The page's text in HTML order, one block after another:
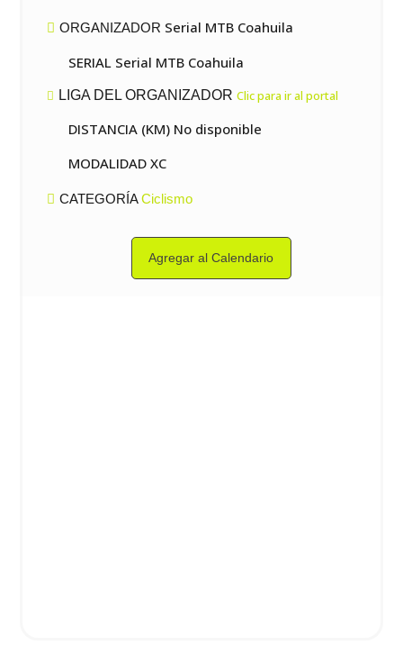
ORGANIZADOR Serial MTB Coahuila
SERIAL Serial MTB Coahuila
LIGA DEL ORGANIZADOR Clic para ir al portal
DISTANCIA (KM) No disponible
MODALIDAD XC
CATEGORÍACiclismo
Agregar al Calendario